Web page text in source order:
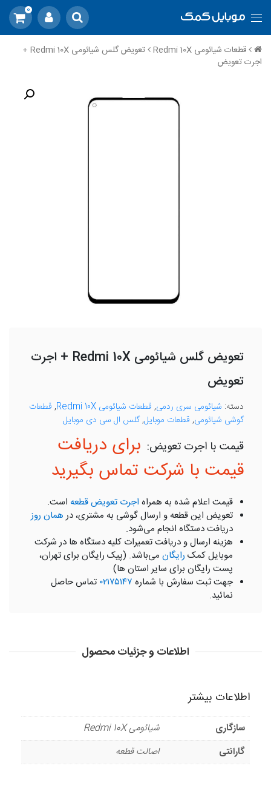
0
قطعات شیائومی Redmi 10X
تعویض گلس شیائومی Redmi 10X +
اجرت تعویض
تعویض گلس شیائومی Redmi 10X + اجرت
تعویض
دسته: شیائومی سری ردمی, قطعات شیائومی Redmi 10X , قطعات
گوشی شیائومی, قطعات موبایل,گلس ال سی دی موبایل
برای دریافت
قیمت با شرکت تماس بگیرید
قیمت اعلام شده به همراه اجرت تعویض قطعه است.
تعویض این قطعه و ارسال گوشی به مشتری، درهمان روز
دریافت دستگاه انجام می‌شود.
هزینه ارسال و دریافت تعمیرات کلیه دستگاه ها در شرکت
موبایل کمک رایگان می‌باشد. (پیک رایگان برای تهران،
پست رایگان برای سایر استان ها)
جهت ثبت سفارش با شماره ۰۲۱۷۵۱۴۷ تماس حاصل
نمائید.
اطلاعات و جزئیات محصول
اطلاعات بیشتر
سازگاری
شیائومی Redmi 10X
گارانتی
اصالت قطعه